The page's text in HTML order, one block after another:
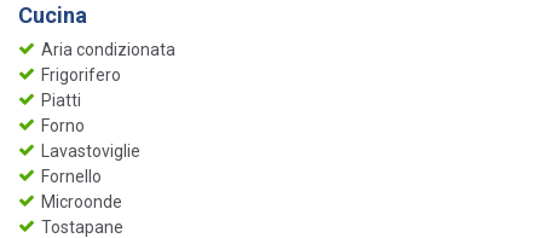
Cucina
Aria condizionata
Frigorifero
Piatti
Forno
Lavastoviglie
Fornello
Microonde
Tostapane